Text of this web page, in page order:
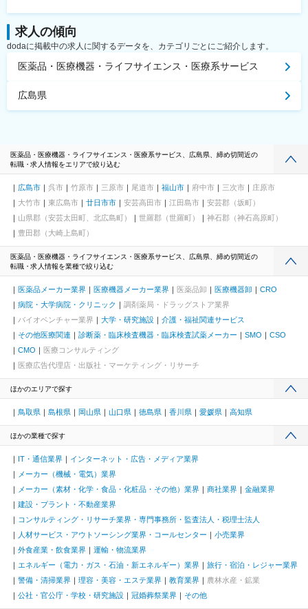
求人の傾向
dodaに掲載中の求人に関するデータを、カテゴリごとにご紹介します。
医薬品・医療機器・ライフサイエンス・医療系サービス
広島県
医薬品・医療機器・ライフサイエンス・医療系サービス、広島県、締め切間近の
転職・求人情報をエリアで絞り込む
広島市 呉市 竹原市 三原市 尾道市 福山市 府中市 三次市
庄原市
大竹市
東広島市 廿日市市 安芸高田市 江田島市
安芸郡（坂町）
山県郡（安芸太田町、北広島町）
世羅郡（世羅町）
神石郡（神石高原町）
豊田郡（大崎上島町）
医薬品・医療機器・ライフサイエンス・医療系サービス、広島県、締め切間近の
転職・求人情報を業種で絞り込む
医薬品メーカー業界 医療機器メーカー業界 医薬品卸 医療機器卸
CRO
病院・大学病院・クリニック
調剤薬局・ドラッグストア業界
バイオベンチャー業界
大学・研究施設
介護・福祉関連サービス
その他医療関連
診断薬・臨床検査機器・臨床検査試薬メーカー SMO
CSO
CMO
医療コンサルティング
医療広告代理店・出版社・マーケティング・リサーチ
ほかのエリアで探す
鳥取県 島根県 岡山県 山口県 徳島県 香川県 愛媛県 高知県
ほかの業種で探す
IT・通信業界
インターネット・広告・メディア業界
メーカー（機械・電気）業界
メーカー（素材・化学・食品・化粧品・その他）業界
商社業界
金融業界
建設・プラント・不動産業界
コンサルティング・リサーチ業界・専門事務所・監査法人・税理士法人
人材サービス・アウトソーシング業界・コールセンター
小売業界
外食産業・飲食業界
運輸・物流業界
エネルギー（電力・ガス・石油・新エネルギー）業界
旅行・宿泊・レジャー業界
警備・清掃業界
理容・美容・エステ業界 教育業界
農林水産・鉱業
公社・官公庁・学校・研究施設
冠婚葬祭業界 その他